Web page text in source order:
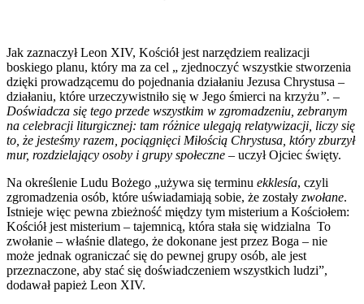
Jak zaznaczył Leon XIV, Kościół jest narzędziem realizacji
boskiego planu, który ma za cel „ zjednoczyć wszystkie stworzenia
dzięki prowadzącemu do pojednania działaniu Jezusa Chrystusa –
działaniu, które urzeczywistniło się w Jego śmierci na krzyżu”. –
Doświadcza się tego przede wszystkim w zgromadzeniu, zebranym
na celebracji liturgicznej: tam różnice ulegają relatywizacji, liczy się
to, że jesteśmy razem, pociągnięci Miłością Chrystusa, który zburzył
mur, rozdzielający osoby i grupy społeczne – uczył Ojciec święty.
Na określenie Ludu Bożego „używa się terminu ekklesía, czyli
zgromadzenia osób, które uświadamiają sobie, że zostały zwołane.
Istnieje więc pewna zbieżność między tym misterium a Kościołem:
Kościół jest misterium – tajemnicą, która stała się widzialna To
zwołanie – właśnie dlatego, że dokonane jest przez Boga – nie
może jednak ograniczać się do pewnej grupy osób, ale jest
przeznaczone, aby stać się doświadczeniem wszystkich ludzi”,
dodawał papież Leon XIV.